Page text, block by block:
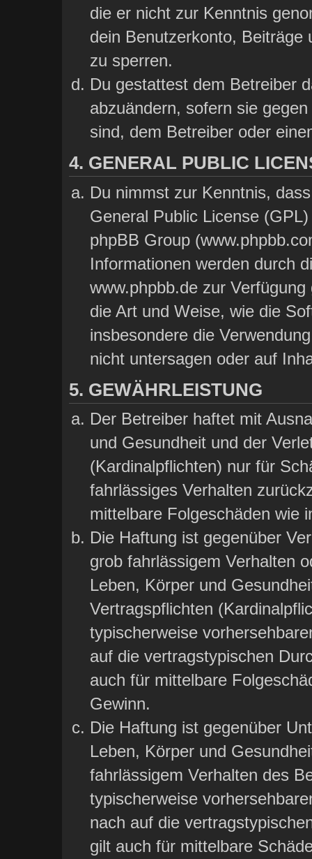
die er nicht zur Kenntnis
dein Benutzerkonto, Beiträge
zu sperren.
Du gestattest dem Betreiber
abzuändern, sofern sie
sind, dem Betreiber oder
4. GENERAL PUBLIC
Du nimmst zur Kenntnis,
General Public License
phpBB Group
Informationen werden durch
www.phpbb.de zur
die Art und Weise, wie die
insbesondere die
nicht untersagen oder auf
5. GEWÄHRLEISTUNG
Der Betreiber haftet mit
und Gesundheit und der
(Kardinalpflichten) nur für
fahrlässiges Verhalten
mittelbare Folgeschäden wie
Die Haftung ist gegenüber
grob fahrlässigem Verhalten
Leben, Körper und
Vertragspflichten
typischerweise
auf die vertragstypischen
auch für mittelbare
Gewinn.
Die Haftung ist gegenüber
Leben, Körper und
fahrlässigem Verhalten des
typischerweise
nach auf die
gilt auch für mittelbare